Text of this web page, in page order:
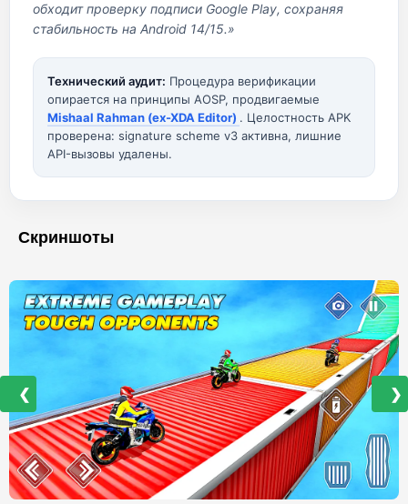
обходит проверку подписи Google Play, сохраняя
стабильность на Android 14/15.»
Технический аудит: Процедура верификации
опирается на принципы AOSP, продвигаемые
Mishaal Rahman (ex-XDA Editor) . Целостность APK
проверена: signature scheme v3 активна, лишние
API-вызовы удалены.
Скриншоты
❮ ❯